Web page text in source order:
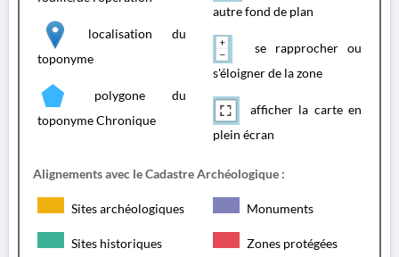
localisation du
toponyme
polygone du
toponyme Chronique
autre fond de plan
se rapprocher ou
s'éloigner de la zone
afficher la carte en
plein écran
Alignements avec le Cadastre Archéologique :
Sites archéologiques Monuments
Sites historiques Zones protégées